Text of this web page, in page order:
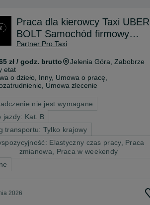
Praca dla kierowcy Taxi UBER
BOLT Samochód firmowy
Hybryda+LPG
Partner Pro Taxi
zł / godz. brutto Jelenia Góra, Zabobrze
etat
o dzieło, Inny, Umowa o pracę,
Umowa zlecenie
nie jest wymagane
jazdy: Kat. B
transportu: Tylko krajowy
Elastyczny czas pracy, Praca
zmianowa, Praca w weekendy
2026